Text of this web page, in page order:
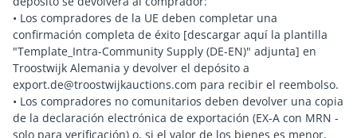
• Los compradores de la UE deben completar una
confirmación completa de éxito [descargar aquí la plantilla
"Template_Intra-Community Supply (DE-EN)" adjunta] en
Troostwijk Alemania y devolver el depósito a
export.de@troostwijkauctions.com para recibir el reembolso.
• Los compradores no comunitarios deben devolver una copia
de la declaración electrónica de exportación (EX-A con MRN -
solo para verificación) o, si el valor de los bienes es menor,